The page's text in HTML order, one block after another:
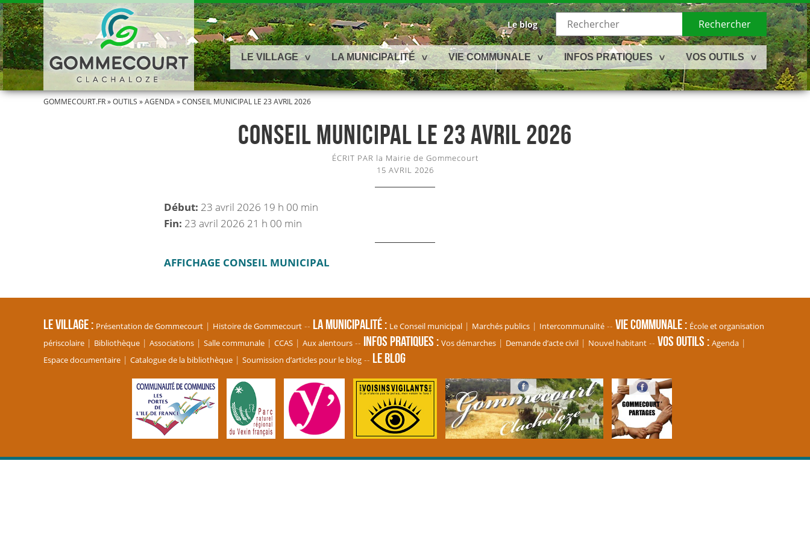
Rechercher
LE VILLAGE LA MUNICIPALITÉ VIE COMMUNALE INFOS PRATIQUES VOS OUTILS
Le blog
GOMMECOURT.FR»OUTILS »AGENDA»CONSEIL MUNICIPAL LE 23 AVRIL 2026
CONSEIL MUNICIPAL LE 23 AVRIL 2026
ÉCRIT PAR la Mairie de Gommecourt
15 AVRIL 2026
Début: 23 avril 2026 19 h 00 min
Fin: 23 avril 2026 21 h 00 min
AFFICHAGE CONSEIL MUNICIPAL
Le village Présentation de Gommecourt Histoire de Gommecourt La Municipalité Le Conseil municipal Marchés publics Intercommunalité Vie communale
École et organisation
périscolaire
Bibliothèque Associations Salle communale CCAS Aux alentours Infos pratiques Vos démarches Demande d’acte civil Nouvel habitant Vos Outils
Agenda
Espace documentaire
Catalogue de la bibliothèque Soumission d’articles pour le blog Le blog